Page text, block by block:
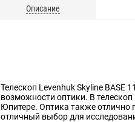
Описание
Телескоп Levenhuk Skyline
возможности оптики. В
Юпитере. Оптика также отлично
отличный выбор для